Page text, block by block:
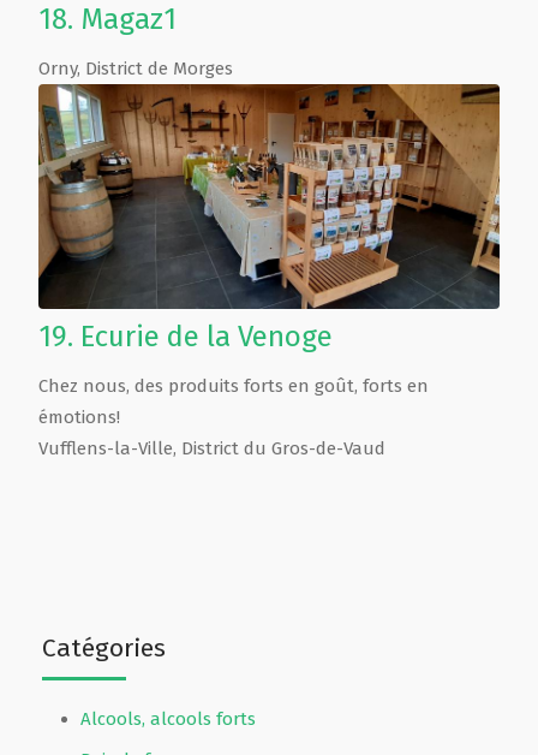
Catégories
Alcools, alcools forts
18. Magaz1
Orny, District de Morges
19. Ecurie de la Venoge
Chez nous, des produits forts en goût, forts en
émotions!
Vufflens-la-Ville, District du Gros-de-Vaud